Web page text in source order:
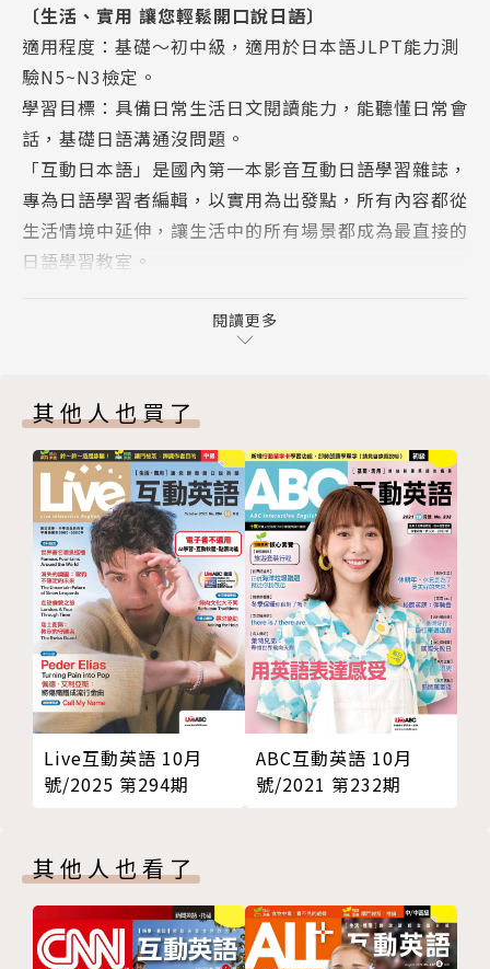
經典日劇語錄
日本娛樂最前線
主題式真人會話
哪裡不對勁
文法句型一本通
日語檢定考試模擬試題
日語檢定考試模擬試題解答
〔生活、實用 讓您輕鬆開口說日語〕
適用程度：基礎～初中級，適用於日本語JLPT能力測
驗N5~N3檢定。
學習目標：具備日常生活日文閱讀能力，能聽懂日常會
話，基礎日語溝通沒問題。
「互動日本語」是國內第一本影音互動日語學習雜誌，
專為日語學習者編輯，以實用為出發點，所有內容都從
生活情境中延伸，讓生活中的所有場景都成為最直接的
日語學習教室。
點，以吸引讀者的有趣內容增加日語學習樂趣，再搭配
旅遊資訊、節慶習俗、經典故事、慣用語、文化典故等
行資訊，邊玩邊學，輕輕鬆鬆開口說日語。
閱讀更多
其他人也買了
Live互動英語 10月
號/2025 第294期
ABC互動英語 10月
號/2021 第232期
其他人也看了